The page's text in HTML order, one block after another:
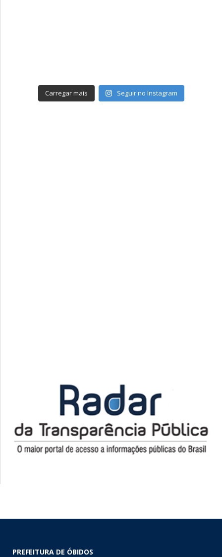
Carregar mais Seguir no Instagram
PREFEITURA DE ÓBIDOS